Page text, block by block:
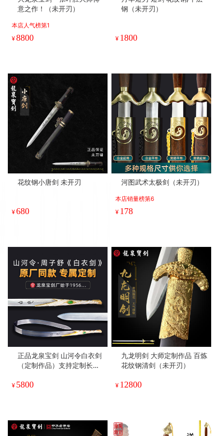
意之作！（未开刃）
本店人气榜第1
¥8800
钢（未开刃）
¥ 1800
花纹钢小唐剑 未开刃
¥680
河图武术太极剑（未开刃）
本店销量榜第6
¥ 178
正品龙泉宝剑 山河令白衣剑
（定制作品）支持定制长度
¥ 5800
九龙明剑 大师定制作品 百炼
花纹钢清剑（未开刃）
¥ 12800